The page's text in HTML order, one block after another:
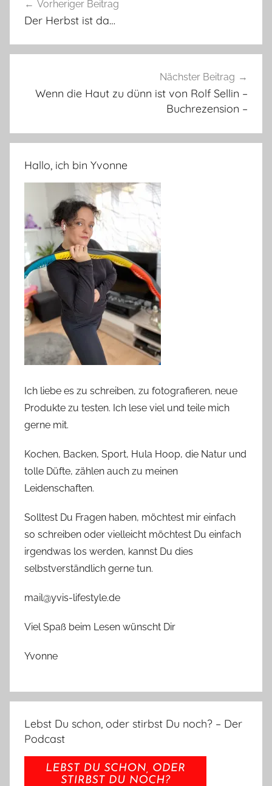
Vorheriger Beitrag
Der Herbst ist da…
Nächster Beitrag
Wenn die Haut zu dünn ist von Rolf Sellin –
Buchrezension –
Hallo, ich bin Yvonne
Ich liebe es zu schreiben, zu fotografieren, neue
Produkte zu testen. Ich lese viel und teile mich
gerne mit.
Kochen, Backen, Sport, Hula Hoop, die Natur und
tolle Düfte, zählen auch zu meinen
Leidenschaften.
Solltest Du Fragen haben, möchtest mir einfach
so schreiben oder vielleicht möchtest Du einfach
irgendwas los werden, kannst Du dies
selbstverständlich gerne tun.
mail@yvis-lifestyle.de
Viel Spaß beim Lesen wünscht Dir
Yvonne
Lebst Du schon, oder stirbst Du noch? – Der
Podcast